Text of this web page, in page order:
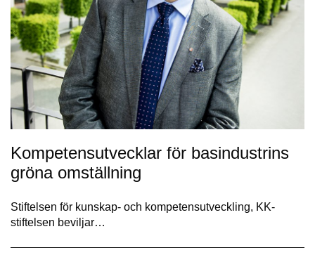
Kompetensutvecklar för basindustrins
gröna omställning
Stiftelsen för kunskap- och kompetensutveckling, KK-
stiftelsen beviljar…